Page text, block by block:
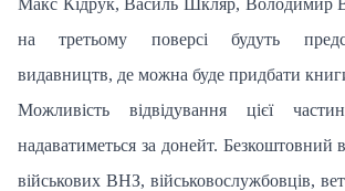
на третьому поверсі будуть
видавництв, де можна буде придбати
Можливість відвідування цієї
надаватиметься за донейт. Безкоштовний
військових ВНЗ, військовослужбовців,